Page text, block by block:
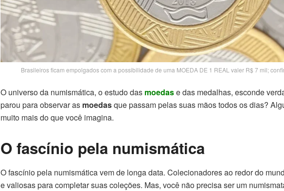
Brasileiros ficam empolgados com a possibilidade de uma MOEDA DE 1 REAL valer R$ 7 mil;
O universo da numismática, o estudo das moedase das medalhas, esconde
parou para observar as moedasque passam pelas suas mãos todos os dias?
muito mais do que você imagina.
O fascínio pela numismática
O fascínio pela numismática vem de longa data. Colecionadores ao redor do
e valiosas para completar suas coleções. Mas, você não precisa ser um